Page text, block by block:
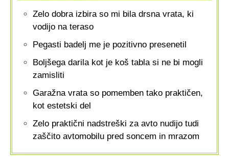
Zelo dobra izbira so mi bila drsna vrata, ki
vodijo na teraso
Pegasti badelj me je pozitivno presenetil
Boljšega darila kot je koš tabla si ne bi mogli
zamisliti
Garažna vrata so pomemben tako praktičen,
kot estetski del
Zelo praktični nadstreški za avto nudijo tudi
zaščito avtomobilu pred soncem in mrazom